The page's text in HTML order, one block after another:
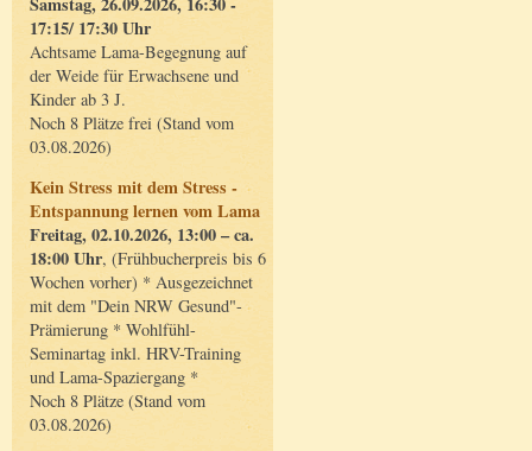
17:15/ 17:30 Uhr
Achtsame Lama-Begegnung auf
der Weide für Erwachsene und
Kinder ab 3 J.
Noch 8 Plätze frei (Stand vom
03.08.2026)
Kein Stress mit dem Stress -
Entspannung lernen vom Lama
Freitag, 02.10.2026, 13:00 – ca.
18:00 Uhr, (Frühbucherpreis bis 6
Wochen vorher) * Ausgezeichnet
mit dem "Dein NRW Gesund"-
Prämierung * Wohlfühl-
Seminartag inkl. HRV-Training
und Lama-Spaziergang *
Noch 8 Plätze (Stand vom
03.08.2026)